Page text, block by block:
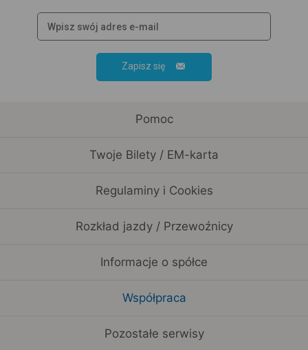
Zapisz się
Pomoc
Twoje Bilety / EM-karta
Regulaminy i Cookies
Rozkład jazdy / Przewoźnicy
Informacje o spółce
Współpraca
Pozostałe serwisy